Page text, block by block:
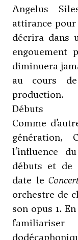
Angelus
attirance
décrira dans
engouement
diminuera
au cours
production.
Débuts
Comme
génération,
l’influence
débuts et de
date le
orchestre de
son opus 1.